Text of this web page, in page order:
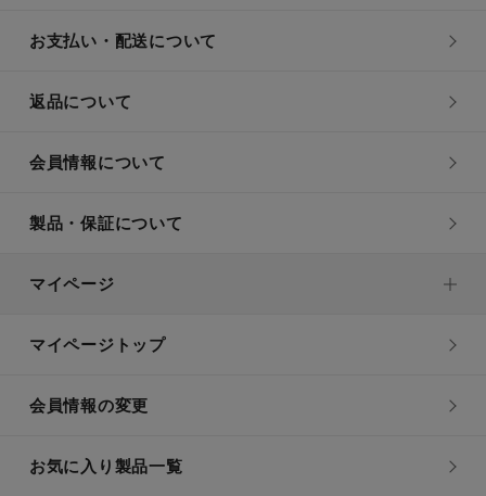
お支払い・配送について
返品について
会員情報について
製品・保証について
マイページ
マイページトップ
会員情報の変更
お気に入り製品一覧